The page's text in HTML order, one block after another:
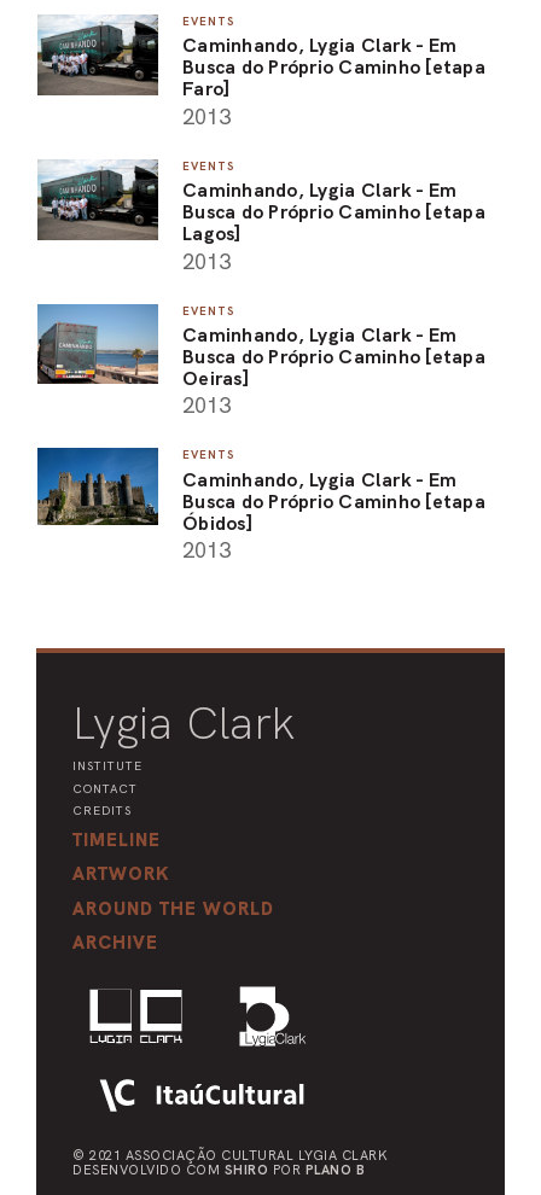
EVENTS
Caminhando, Lygia Clark - Em
Busca do Próprio Caminho [etapa
Faro]
2013
EVENTS
Caminhando, Lygia Clark - Em
Busca do Próprio Caminho [etapa
Lagos]
2013
EVENTS
Caminhando, Lygia Clark - Em
Busca do Próprio Caminho [etapa
Oeiras]
2013
EVENTS
Caminhando, Lygia Clark - Em
Busca do Próprio Caminho [etapa
Óbidos]
2013
Lygia Clark
INSTITUTE
CONTACT
CREDITS
TIMELINE
ARTWORK
AROUND THE WORLD
ARCHIVE
© 2021 ASSOCIAÇÃO CULTURAL LYGIA CLARK
DESENVOLVIDO COM SHIRO POR PLANO B